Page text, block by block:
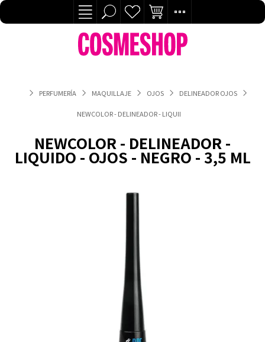
PERFUMERÍA MAQUILLAJE OJOS DELINEADOR OJOS
NEWCOLOR - DELINEADOR - LIQUIDO - OJOS - NEGRO - 3,5 ML
NEWCOLOR - DELINEADOR -
LIQUIDO - OJOS - NEGRO - 3,5 ML